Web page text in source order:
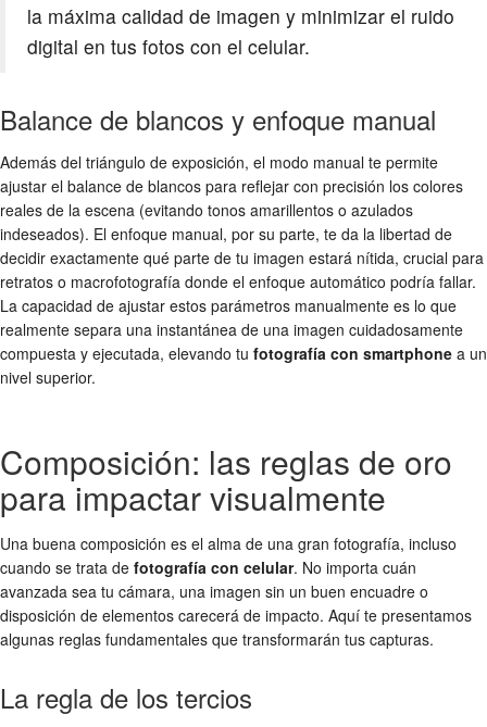
la máxima calidad de imagen y minimizar el ruido
digital en tus fotos con el celular.
Balance de blancos y enfoque manual
Además del triángulo de exposición, el modo manual te permite
ajustar el balance de blancos para reflejar con precisión los colores
reales de la escena (evitando tonos amarillentos o azulados
indeseados). El enfoque manual, por su parte, te da la libertad de
decidir exactamente qué parte de tu imagen estará nítida, crucial para
retratos o macrofotografía donde el enfoque automático podría fallar.
La capacidad de ajustar estos parámetros manualmente es lo que
realmente separa una instantánea de una imagen cuidadosamente
compuesta y ejecutada, elevando tu fotografía con smartphone a un
nivel superior.
Composición: las reglas de oro
para impactar visualmente
Una buena composición es el alma de una gran fotografía, incluso
cuando se trata de fotografía con celular. No importa cuán
avanzada sea tu cámara, una imagen sin un buen encuadre o
disposición de elementos carecerá de impacto. Aquí te presentamos
algunas reglas fundamentales que transformarán tus capturas.
La regla de los tercios